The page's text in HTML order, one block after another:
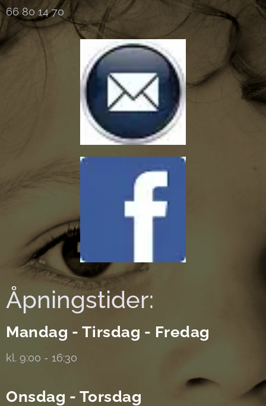
66 80 14 70
Åpningstider:
Mandag - Tirsdag - Fredag
kl. 9:00 - 16:30
Onsdag - Torsdag